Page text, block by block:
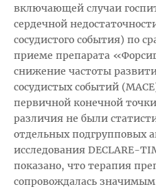
включающей случаи
сердечной
сосудистого события) по
приеме препарата
снижение частоты
сосудистых событий
первичной конечной
различия не были
отдельных подгрупповых
исследования DECLARE-
показано, что терапия
сопровождалась